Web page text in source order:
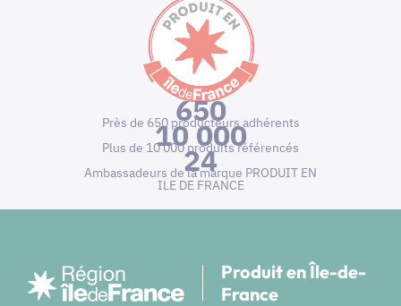
650
Près de 650 producteurs adhérents
10 000
Plus de 10 000 produits référencés
24
Ambassadeurs de la marque PRODUIT EN
ILE DE FRANCE
Produit en Île-de-
France